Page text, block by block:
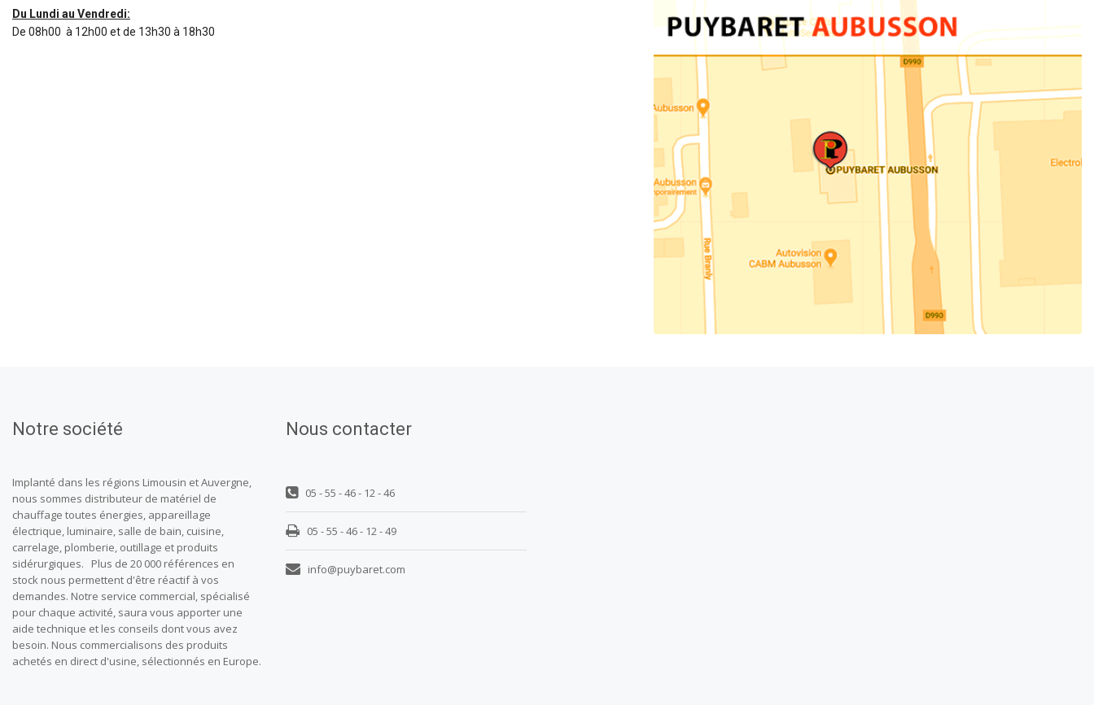
Du Lundi au Vendredi:
De 08h00 à 12h00 et de 13h30 à 18h30
Notre société
Implanté dans les régions Limousin et Auvergne,
nous sommes distributeur de matériel de
chauffage toutes énergies, appareillage
électrique, luminaire, salle de bain, cuisine,
carrelage, plomberie, outillage et produits
sidérurgiques. Plus de 20 000 références en
stock nous permettent d'être réactif à vos
demandes. Notre service commercial, spécialisé
pour chaque activité, saura vous apporter une
aide technique et les conseils dont vous avez
besoin. Nous commercialisons des produits
achetés en direct d'usine, sélectionnés en Europe.
Nous contacter
05 - 55 - 46 - 12 - 46
05 - 55 - 46 - 12 - 49
info@puybaret.com